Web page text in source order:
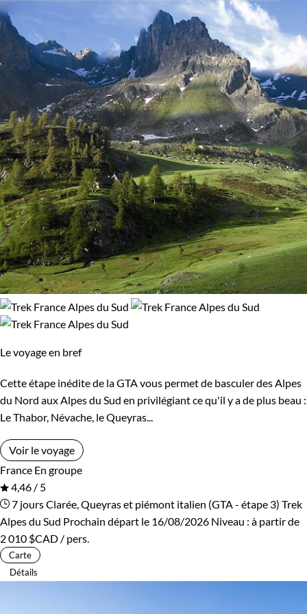
verdoyants.
Des émotions fortes au mont Thabor
Point d'orgue de votre voyage nevache : la découverte du
fameux mont Thabor. Situé à 3 178 mètres d'altitude, son
sommet offre une vue panoramique sur la vallée et les
montagnes environnantes. La montée peut être intense, mais
les paysages rencontrés en valent largement la peine. Vous
serez émerveillé par la beauté de la nature.La traversée des
Alpes du Sud : une aventure unique
Avec votre voyage nevache, partez à la découverte des massifs
du Thabor, Queyras, Val Maira et plongez vers la Méditerranée.
Vous emprunterez un itinéraire multi-vallées pour découvrir
les différents visages des Alpes du Sud. Un voyage en groupe
nevache est une occasion unique pour rencontrer de
nouvelles personnes et vivre des moments inoubliables.
circuit complet pour découvrir la vallée de Névache
La vallée de Névache offre une multitude de trésors naturels.
Un voyage nevache vous permet de découvrir cette région
avec un programme complet et varié. Vous pourrez profiter
de randonnées adaptées à tous les niveaux pour découvrir les
découvrir la faune et la flore locale ou encore partager des
soirées conviviales avec vos compagnons de voyage.
De 2 000 à 3 000 $CAD
Plus de 3 000 $CAD
Le voyage en bref
Cette étape inédite de la GTA vous permet de basculer des Alpes
du Nord aux Alpes du Sud en privilégiant ce qu'il y a de plus beau :
Le Thabor, Névache, le Queyras...
Voir le voyage
France En groupe
4,46 / 5
7 joursClarée, Queyras et piémont italien (GTA - étape 3) Trek
Alpes du Sud Prochain départ le 16/08/2026 Niveau : à partir de
2 010 $CAD / pers.
Carte
Détails